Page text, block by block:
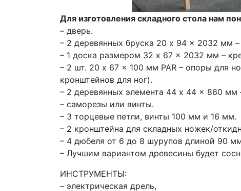
Для изготовления складного стола нам
– дверь.
– 2 деревянных бруска 20 x 94 x 2032 мм
– 1 доска размером 32 x 67 x 2032 мм –
– 2 шт. 20 x 67 x 100 мм PAR – опоры для
кронштейнов для ног).
– 2 деревянных элемента 44 x 44 x 860 мм
– саморезы или винты.
– 3 торцевые петли, винты 100 мм и 16 мм.
– 2 кронштейна для складных ножек/
– 4 дюбеля от 6 до 8 шурупов длиной 90
– Лучшим вариантом древесины будет
ИНСТРУМЕНТЫ:
– электрическая дрель,